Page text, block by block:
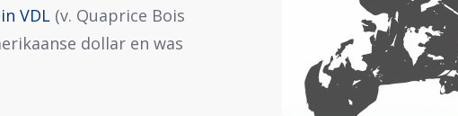
VDL (v. Quaprice Bois
dollar en was